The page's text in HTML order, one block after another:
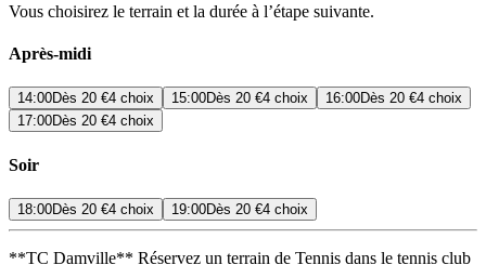
Vous choisirez le terrain et la durée à l’étape suivante.
Après-midi
14:00Dès 20 €4 choix 15:00Dès 20 €4 choix 16:00Dès 20 €4 choix
17:00Dès 20 €4 choix
Soir
18:00Dès 20 €4 choix 19:00Dès 20 €4 choix
**TC Damville** Réservez un terrain de Tennis dans le tennis club